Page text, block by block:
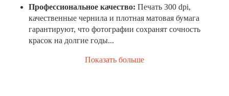
Профессиональное качество: Печать 300 dpi,
качественные чернила и плотная матовая бумага
гарантируют, что фотографии сохранят сочность
красок на долгие годы...
Показать больше